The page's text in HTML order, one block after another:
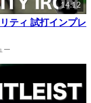
14:12
ティ 試打インプレ
ー